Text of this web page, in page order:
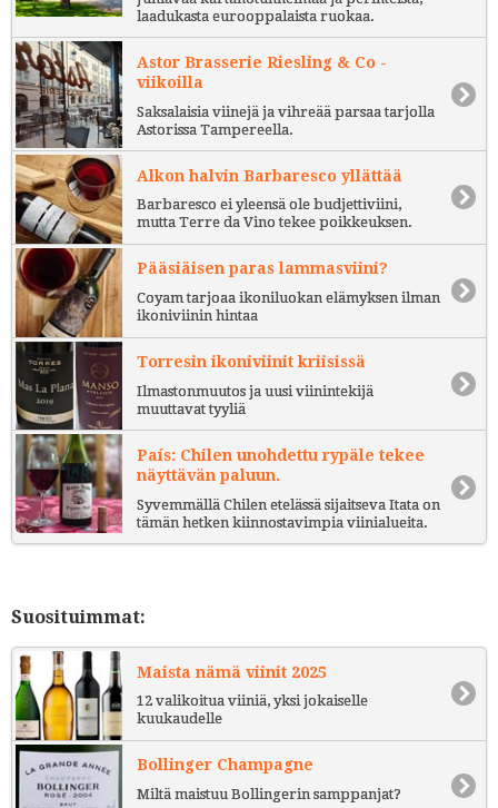
laadukasta eurooppalaista ruokaa.
Astor Brasserie Riesling & Co -
viikoilla
Saksalaisia viinejä ja vihreää parsaa tarjolla
Astorissa Tampereella.
Alkon halvin Barbaresco yllättää
Barbaresco ei yleensä ole budjettiviini,
mutta Terre da Vino tekee poikkeuksen.
Pääsiäisen paras lammasviini?
Coyam tarjoaa ikoniluokan elämyksen ilman
ikoniviinin hintaa
Torresin ikoniviinit kriisissä
Ilmastonmuutos ja uusi viinintekijä
muuttavat tyyliä
País: Chilen unohdettu rypäle tekee
näyttävän paluun.
Syvemmällä Chilen etelässä sijaitseva Itata on
tämän hetken kiinnostavimpia viinialueita.
Suosituimmat:
Maista nämä viinit 2025
12 valikoitua viiniä, yksi jokaiselle
kuukaudelle
Bollinger Champagne
Miltä maistuu Bollingerin samppanjat?